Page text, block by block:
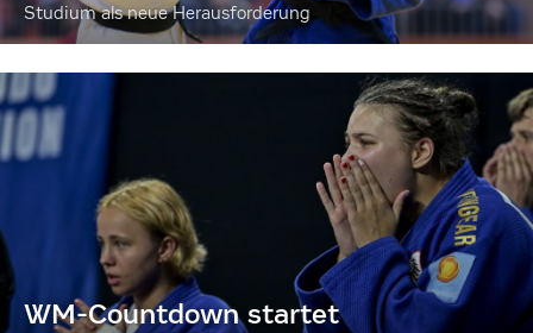
Studium als neue Herausforderung
WM-Countdown startet